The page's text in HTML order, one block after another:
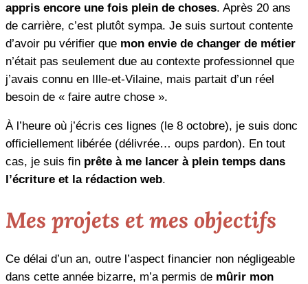
appris encore une fois plein de choses. Après 20 ans
de carrière, c’est plutôt sympa. Je suis surtout contente
d’avoir pu vérifier que mon envie de changer de métier
n’était pas seulement due au contexte professionnel que
j’avais connu en Ille-et-Vilaine, mais partait d’un réel
besoin de « faire autre chose ».
À l’heure où j’écris ces lignes (le 8 octobre), je suis donc
officiellement libérée (délivrée… oups pardon). En tout
cas, je suis fin prête à me lancer à plein temps dans
l’écriture et la rédaction web.
Mes projets et mes objectifs
Ce délai d’un an, outre l’aspect financier non négligeable
dans cette année bizarre, m’a permis de mûrir mon